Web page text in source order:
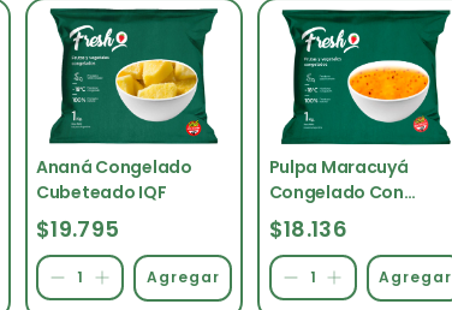
Ananá Congelado
Cubeteado IQF
$19.795
Agregar
Pulpa Maracuyá
Congelado Con
Semillas
$18.136
Agregar